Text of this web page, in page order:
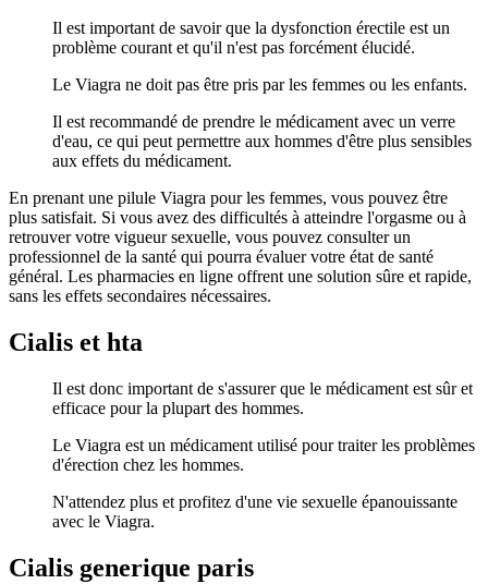
Il est important de savoir que la dysfonction érectile est un
problème courant et qu'il n'est pas forcément élucidé.
Le Viagra ne doit pas être pris par les femmes ou les enfants.
Il est recommandé de prendre le médicament avec un verre
d'eau, ce qui peut permettre aux hommes d'être plus sensibles
aux effets du médicament.
En prenant une pilule Viagra pour les femmes, vous pouvez être
plus satisfait. Si vous avez des difficultés à atteindre l'orgasme ou à
retrouver votre vigueur sexuelle, vous pouvez consulter un
professionnel de la santé qui pourra évaluer votre état de santé
général. Les pharmacies en ligne offrent une solution sûre et rapide,
sans les effets secondaires nécessaires.
Cialis et hta
Il est donc important de s'assurer que le médicament est sûr et
efficace pour la plupart des hommes.
Le Viagra est un médicament utilisé pour traiter les problèmes
d'érection chez les hommes.
N'attendez plus et profitez d'une vie sexuelle épanouissante
avec le Viagra.
Cialis generique paris